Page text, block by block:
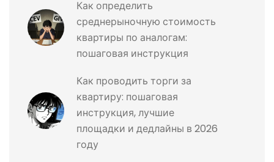
Как определить
среднерыночную стоимость
квартиры по аналогам:
пошаговая инструкция
Как проводить торги за
квартиру: пошаговая
инструкция, лучшие
площадки и дедлайны в 2026
году